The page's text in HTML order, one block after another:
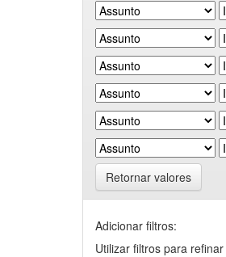
Retornar valores
Adicionar filtros:
Utilizar filtros para